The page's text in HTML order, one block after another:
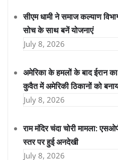
सीएम धामी ने समाज कल्याण
सोच के साथ बनें योजनाएं
July 8, 2026
अमेरिका के हमलों के बाद ईरान
कुवैत में अमेरिकी ठिकानों को
July 8, 2026
राम मंदिर चंदा चोरी मामला:
स्तर पर हुई अनदेखी
July 8, 2026